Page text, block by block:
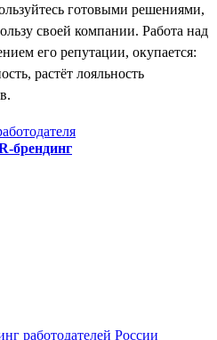
готовыми решениями,
своей компании. Работа над
его репутации, окупается:
растёт лояльность
брендинг